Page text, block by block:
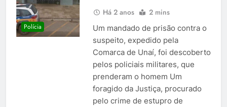
Polícia
Há 2 anos 2 mins
Um mandado de prisão contra o
suspeito, expedido pela
Comarca de Unaí, foi descoberto
pelos policiais militares, que
prenderam o homem Um
foragido da Justiça, procurado
pelo crime de estupro de